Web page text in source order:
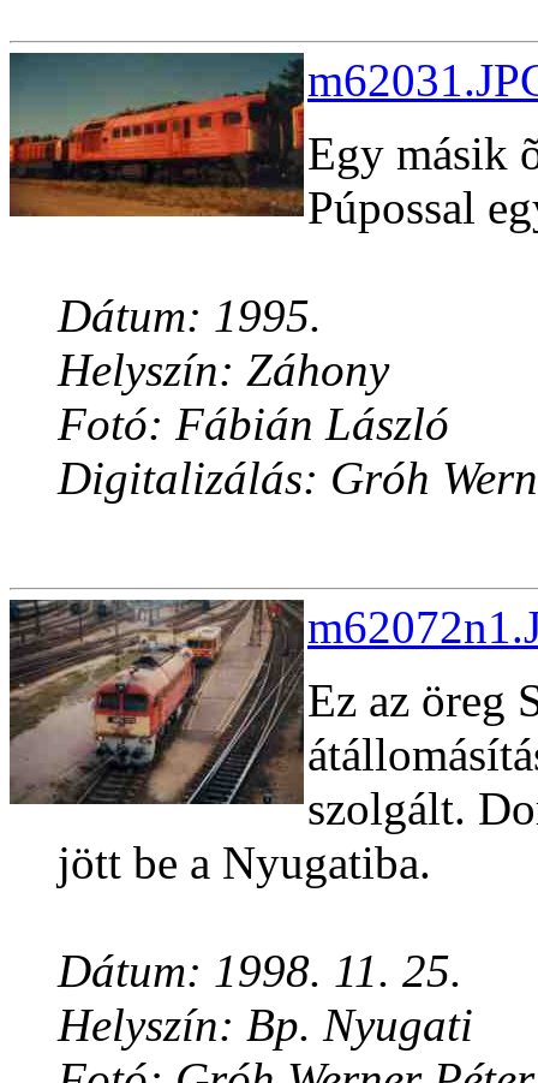
Egy másik
Púpossal
Dátum: 1995.
Helyszín: Záhony
Fotó: Fábián László
Digitalizálás: Gróh
Ez az öreg
szolgált.
jött be a Nyugatiba.
Dátum: 1998. 11. 25.
Helyszín: Bp. Nyugati